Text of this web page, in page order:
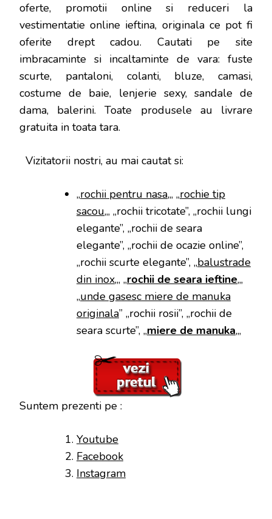
oferte, promotii online si reduceri la
vestimentatie online ieftina, originala ce pot fi
oferite drept cadou. Cautati pe site
imbracaminte si incaltaminte de vara: fuste
scurte, pantaloni, colanti, bluze, camasi,
costume de baie, lenjerie sexy, sandale de
dama, balerini. Toate produsele au livrare
gratuita in toata tara.
Vizitatorii nostri, au mai cautat si:
„rochii pentru nasa„, „rochie tip
sacou„, „rochii tricotate”, „rochii lungi
elegante”, „rochii de seara
elegante”, „rochii de ocazie online”,
„rochii scurte elegante”, „balustrade
din inox„, „rochii de seara ieftine„,
„unde gasesc miere de manuka
originala” „rochii rosii”, „rochii de
seara scurte”, „miere de manuka„,
Suntem prezenti pe :
Youtube
Facebook
Instagram